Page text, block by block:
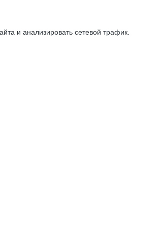
и анализировать сетевой трафик.